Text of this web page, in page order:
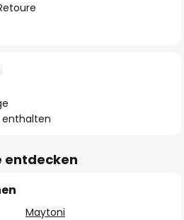
enthalten
entdecken
Maytoni